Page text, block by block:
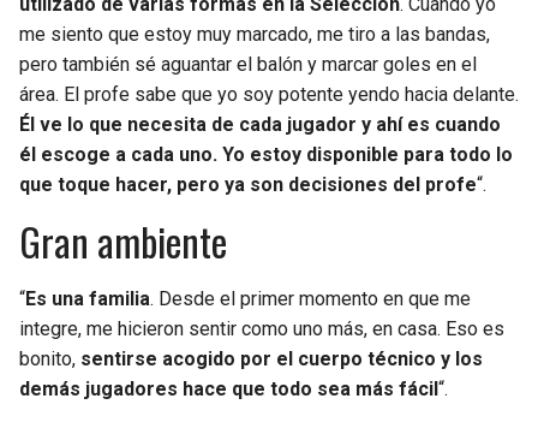
utilizado de varias formas en la Selección. Cuando yo
me siento que estoy muy marcado, me tiro a las bandas,
pero también sé aguantar el balón y marcar goles en el
área. El profe sabe que yo soy potente yendo hacia delante.
Él ve lo que necesita de cada jugador y ahí es cuando
él escoge a cada uno. Yo estoy disponible para todo lo
que toque hacer, pero ya son decisiones del profe“.
Gran ambiente
“Es una familia. Desde el primer momento en que me
integre, me hicieron sentir como uno más, en casa. Eso es
bonito, sentirse acogido por el cuerpo técnico y los
demás jugadores hace que todo sea más fácil “.